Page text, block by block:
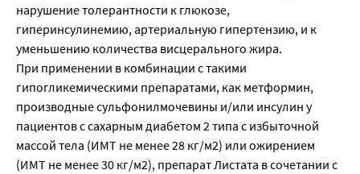
нарушение толерантности к глюкозе,
гиперинсулинемию, артериальную гипертензию, и к
уменьшению количества висцерального жира.
При применении в комбинации с такими
гипогликемическими препаратами, как метформин,
производные сульфонилмочевины и/или инсулин у
пациентов с сахарным диабетом 2 типа с избыточной
массой тела (ИМТ не менее 28 кг/м2) или ожирением
(ИМТ не менее 30 кг/м2), препарат Листата в сочетании с